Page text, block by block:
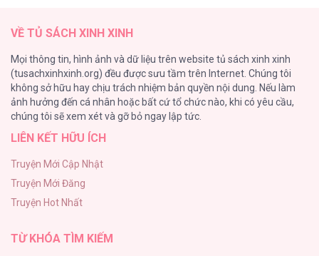
26
Rổn Nước Lì
26
Tuyển Tập Manhwa Côn Trùng
Phạm Luật
25
VỀ TỦ SÁCH XINH XINH
Mọi thông tin, hình ảnh và dữ liệu trên website tủ sách xinh xinh
(tusachxinhxinh.org) đều được sưu tầm trên Internet. Chúng tôi
không sở hữu hay chịu trách nhiệm bản quyền nội dung. Nếu làm
ảnh hưởng đến cá nhân hoặc bất cứ tổ chức nào, khi có yêu cầu,
chúng tôi sẽ xem xét và gỡ bỏ ngay lập tức.
LIÊN KẾT HỮU ÍCH
Truyện Mới Cập Nhật
Truyện Mới Đăng
Truyện Hot Nhất
TỪ KHÓA TÌM KIẾM